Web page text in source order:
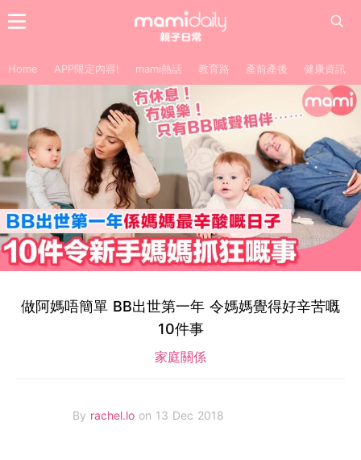
Home APP限定內容! mami熱話 教育路 產前產後 健康資訊
做阿媽唔簡單 BB出世第一年 令媽媽覺得好辛苦嘅
10件事
家庭關係
By rachel.lo on 13 Dec 2018